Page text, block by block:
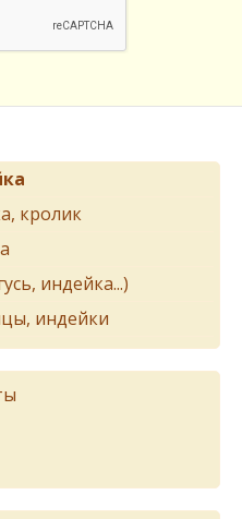
кролик
индейка...)
индейки